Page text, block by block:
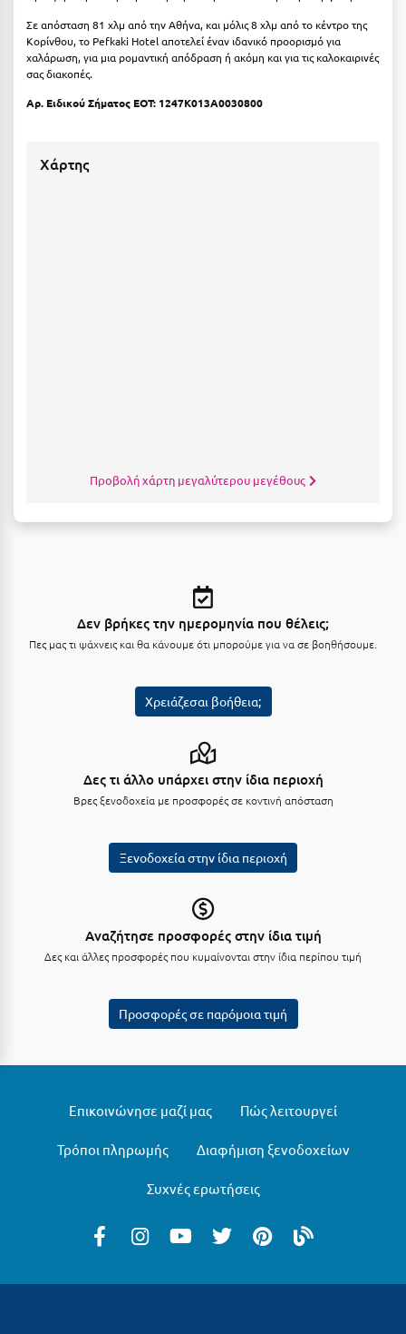
Κοκκώνι Κορινθίας
Κομοτηνή
Κόνιτσα
Κως
Λακόπετρα Αχαΐας
Λουτρά Πόζαρ
Μεσολόγγι
Σε απόσταση 81 χλμ από την Αθήνα, και μόλις 8 χλμ από το κέντρο της
Κορίνθου, το Pefkaki Hotel αποτελεί έναν ιδανικό προορισμό για
χαλάρωση, για μια ρομαντική απόδραση ή ακόμη και για τις καλοκαιρινές
σας διακοπές.
Αρ. Ειδικού Σήματος ΕΟΤ: 1247K013A0030800
Χάρτης
Προβολή χάρτη μεγαλύτερου μεγέθους
Δεν βρήκες την ημερομηνία που θέλεις;
Πες μας τι ψάχνεις και θα κάνουμε ότι μπορούμε για να σε βοηθήσουμε.
Χρειάζεσαι βοήθεια;
Δες τι άλλο υπάρχει στην ίδια περιοχή
Βρες ξενοδοχεία με προσφορές σε κοντινή απόσταση
Ξενοδοχεία στην ίδια περιοχή
Αναζήτησε προσφορές στην ίδια τιμή
Δες και άλλες προσφορές που κυμαίνονται στην ίδια περίπου τιμή
Προσφορές σε παρόμοια τιμή
Επικοινώνησε μαζί μας Πώς λειτουργεί
Τρόποι πληρωμής Διαφήμιση ξενοδοχείων
Συχνές ερωτήσεις